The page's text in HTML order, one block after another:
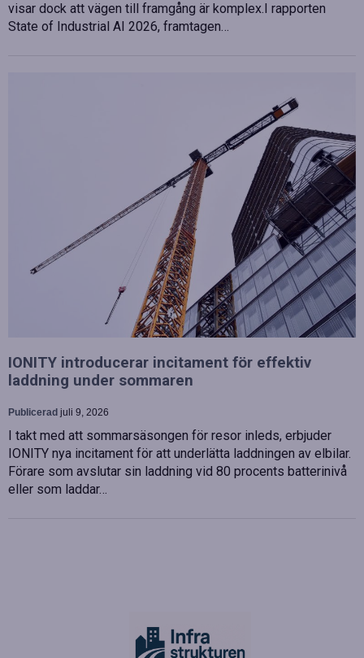
visar dock att vägen till framgång är komplex.I rapporten
State of Industrial AI 2026, framtagen…
IONITY introducerar incitament för effektiv
laddning under sommaren
Publicerad juli 9, 2026
I takt med att sommarsäsongen för resor inleds, erbjuder
IONITY nya incitament för att underlätta laddningen av elbilar.
Förare som avslutar sin laddning vid 80 procents batterinivå
eller som laddar…